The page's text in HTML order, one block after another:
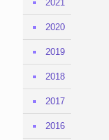
2021
2020
2019
2018
2017
2016